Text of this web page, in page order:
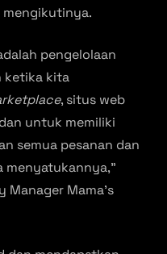
pengelolaan
ketika kita
, situs web
untuk memiliki
semua pesanan dan
menyatukannya,”
Manager Mama’s